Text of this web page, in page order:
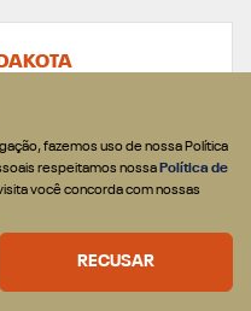
DIESEL 2026
fazemos uso de nossa Política
respeitamos nossa Política de
você concorda com nossas
RECUSAR